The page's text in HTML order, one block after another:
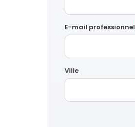
E-mail professionnel
Ville